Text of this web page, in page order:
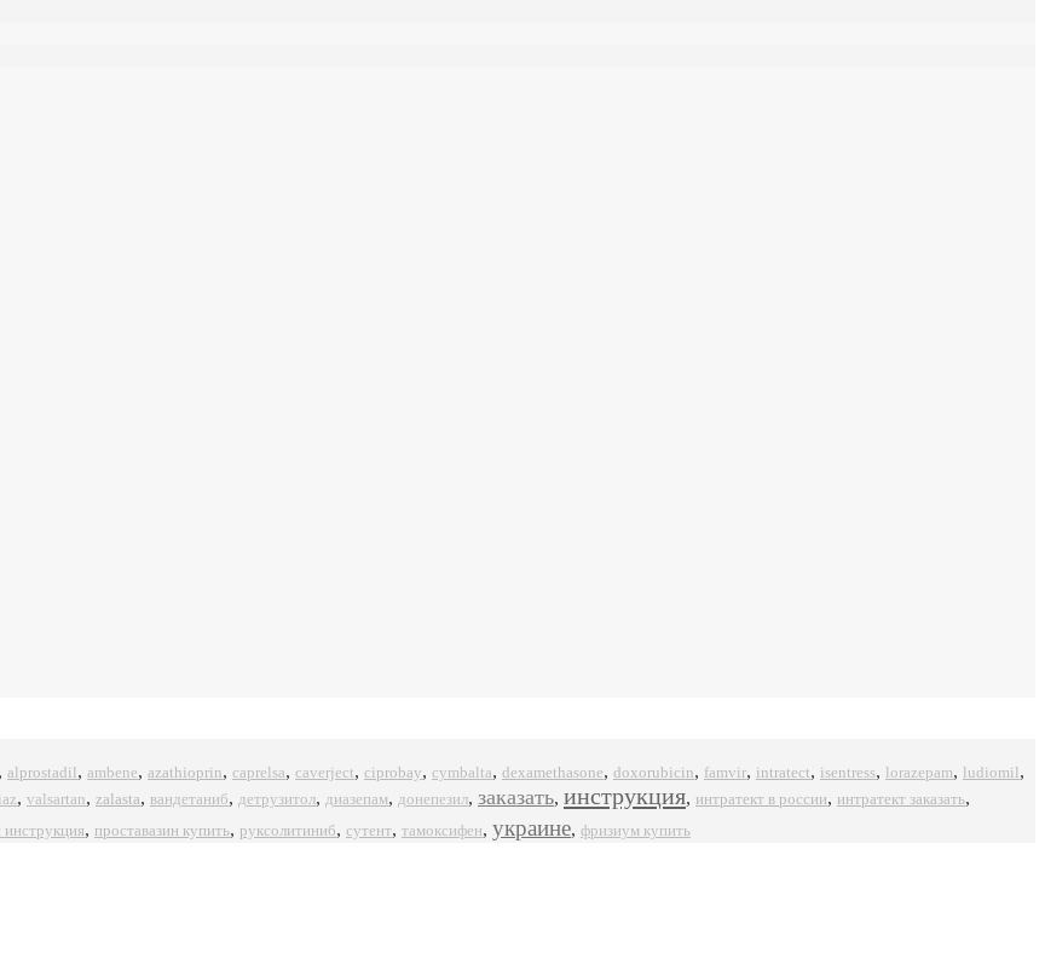
, alprostadil, ambene, azathioprin, caprelsa, caverject, ciprobay, cymbalta, dexamethasone, doxorubicin, famvir, intratect, isentress, lorazepam, ludiomil,
, valsartan, zalasta, вандетаниб, детрузитол, диазепам, донепезил, заказать, инструкция, интратект в россии, интратект заказать,
инструкция, проставазин купить, руксолитиниб, сутент, тамоксифен, украине, фризиум купить